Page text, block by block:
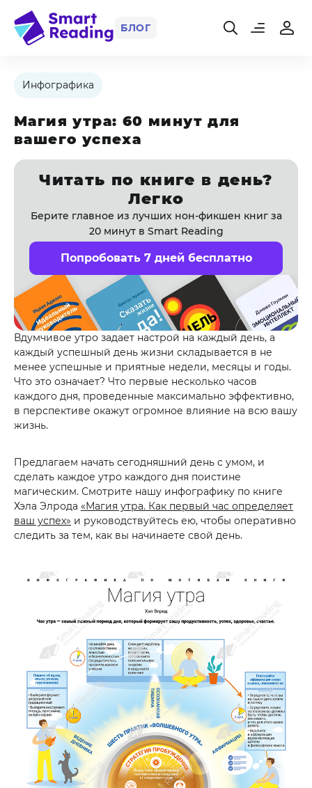
БЛОГ
Инфографика
Магия утра: 60 минут для
вашего успеха
Читать по книге в день?
Легко
Берите главное из лучших нон-фикшен книг за
20 минут в Smart Reading
Попробовать 7 дней бесплатно
Вдумчивое утро задает настрой на каждый день, а
каждый успешный день жизни складывается в не
менее успешные и приятные недели, месяцы и годы.
Что это означает? Что первые несколько часов
каждого дня, проведенные максимально эффективно,
в перспективе окажут огромное влияние на всю вашу
жизнь.
Предлагаем начать сегодняшний день с умом, и
сделать каждое утро каждого дня поистине
магическим. Смотрите нашу инфографику по книге
Хэла Элрода «Магия утра. Как первый час определяет
ваш успех» и руководствуйтесь ею, чтобы оперативно
следить за тем, как вы начинаете свой день.